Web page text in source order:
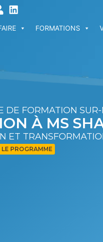
FORMATIONS
DE FORMATION
À MS
ET
PROGRAMME